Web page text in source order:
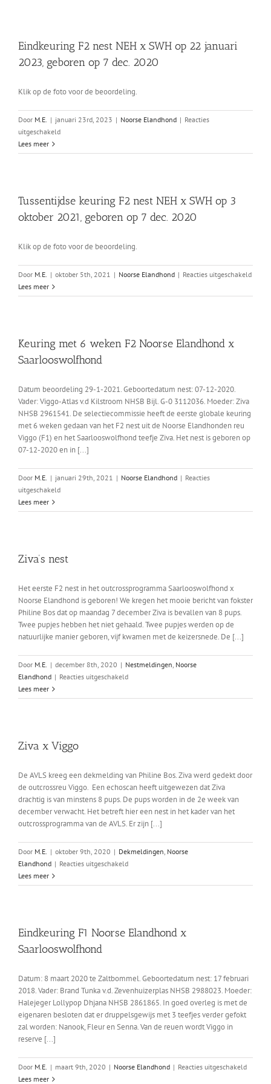
Eindkeuring F2 nest NEH x SWH op 22 januari
2023, geboren op 7 dec. 2020
Klik op de foto voor de beoordeling.
Door M.E. | januari 23rd, 2023 | Noorse Elandhond | Reacties
uitgeschakeldvoor
F2
SWH
op
2023,
geboren
op
Lees meer
Tussentijdse keuring F2 nest NEH x SWH op 3
oktober 2021, geboren op 7 dec. 2020
Klik op de foto voor de beoordeling.
Door M.E. | oktober 5th, 2021 | Noorse Elandhond | Reacties uitgeschakeldvoor
2020
Lees meer
Keuring met 6 weken F2 Noorse Elandhond x
Saarlooswolfhond
Datum beoordeling 29-1-2021. Geboortedatum nest: 07-12-2020.
Vader: Viggo-Atlas v.d Kilstroom NHSB Bijl. G-0 3112036. Moeder: Ziva
NHSB 2961541. De selectiecommissie heeft de eerste globale keuring
met 6 weken gedaan van het F2 nest uit de Noorse Elandhonden reu
Viggo (F1) en het Saarlooswolfhond teefje Ziva. Het nest is geboren op
07-12-2020 en in [...]
Door M.E. | januari 29th, 2021 | Noorse Elandhond | Reacties
uitgeschakeldvoor
met
Noorse
x
Saarlooswolfhond
Lees meer
Ziva’s nest
Het eerste F2 nest in het outcrossprogramma Saarlooswolfhond x
Noorse Elandhond is geboren! We kregen het mooie bericht van fokster
Philine Bos dat op maandag 7 december Ziva is bevallen van 8 pups.
Twee pupjes hebben het niet gehaald. Twee pupjes werden op de
natuurlijke manier geboren, vijf kwamen met de keizersnede. De [...]
Door M.E. | december 8th, 2020 | Nestmeldingen, Noorse
Elandhond | Reacties uitgeschakeldvoor
nest
Lees meer
Ziva x Viggo
De AVLS kreeg een dekmelding van Philine Bos. Ziva werd gedekt door
de outcrossreu Viggo. Een echoscan heeft uitgewezen dat Ziva
drachtig is van minstens 8 pups. De pups worden in de 2e week van
december verwacht. Het betreft hier een nest in het kader van het
outcrossprogramma van de AVLS. Er zijn [...]
Door M.E. | oktober 9th, 2020 | Dekmeldingen, Noorse
Elandhond | Reacties uitgeschakeldvoor
x
Lees meer
Eindkeuring F1 Noorse Elandhond x
Saarlooswolfhond
Datum: 8 maart 2020 te Zaltbommel. Geboortedatum nest: 17 februari
2018. Vader: Brand Tunka v.d. Zevenhuizerplas NHSB 2988023. Moeder:
Halejeger Lollypop Dhjana NHSB 2861865. In goed overleg is met de
eigenaren besloten dat er druppelsgewijs met 3 teefjes verder gefokt
zal worden: Nanook, Fleur en Senna. Van de reuen wordt Viggo in
reserve [...]
Door M.E. | maart 9th, 2020 | Noorse Elandhond | Reacties uitgeschakeldvoor
Lees meer